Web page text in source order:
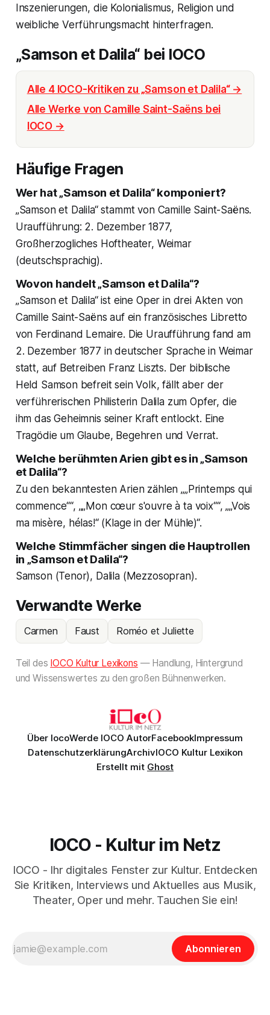
Inszenierungen, die Kolonialismus, Religion und
weibliche Verführungsmacht hinterfragen.
„Samson et Dalila“ bei IOCO
Alle 4 IOCO-Kritiken zu „Samson et Dalila“ →
Alle Werke von Camille Saint-Saëns bei
IOCO →
Häufige Fragen
Wer hat „Samson et Dalila“ komponiert?
„Samson et Dalila“ stammt von Camille Saint-Saëns.
Uraufführung: 2. Dezember 1877,
Großherzogliches Hoftheater, Weimar
(deutschsprachig).
Wovon handelt „Samson et Dalila“?
„Samson et Dalila“ ist eine Oper in drei Akten von
Camille Saint-Saëns auf ein französisches Libretto
von Ferdinand Lemaire. Die Uraufführung fand am
2. Dezember 1877 in deutscher Sprache in Weimar
statt, auf Betreiben Franz Liszts. Der biblische
Held Samson befreit sein Volk, fällt aber der
verführerischen Philisterin Dalila zum Opfer, die
ihm das Geheimnis seiner Kraft entlockt. Eine
Tragödie um Glaube, Begehren und Verrat.
Welche berühmten Arien gibt es in „Samson
et Dalila“?
Zu den bekanntesten Arien zählen „„Printemps qui
commence““, „„Mon cœur s'ouvre à ta voix““, „„Vois
ma misère, hélas!“ (Klage in der Mühle)“.
Welche Stimmfächer singen die Hauptrollen
in „Samson et Dalila“?
Samson (Tenor), Dalila (Mezzosopran).
Verwandte Werke
Carmen Faust Roméo et Juliette
Teil des IOCO Kultur Lexikons — Handlung, Hintergrund
und Wissenswertes zu den großen Bühnenwerken.
Über IocoWerde IOCO AutorFacebookImpressum
DatenschutzerklärungArchivIOCO Kultur Lexikon
Erstellt mit Ghost
IOCO - Kultur im Netz
IOCO - Ihr digitales Fenster zur Kultur. Entdecken
Sie Kritiken, Interviews und Aktuelles aus Musik,
Theater, Oper und mehr. Tauchen Sie ein!
Abonnieren